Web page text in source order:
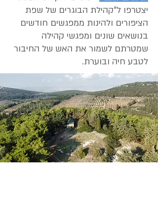
יצטרפו ל"קהילת הבוגרים של שפת
הציפורים ולהינות ממפגשים חודשים
בנושאים שונים ומפגשי קהילה
שמטרתם לשמור את האש של החיבור
לטבע חיה ובוערת.